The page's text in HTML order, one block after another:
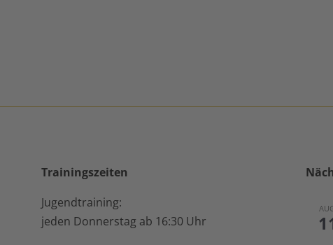
Trainingszeiten
Jugendtraining:
jeden Donnerstag ab 16:30 Uhr